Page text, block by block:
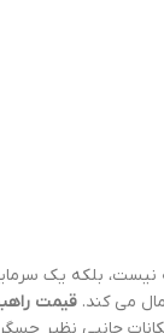
نیست، بلکه یک
می کند. قیمت راهبند
جانبی نظیر